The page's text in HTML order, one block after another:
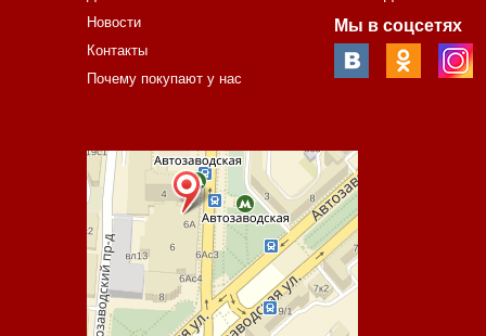
Новости
Контакты
Почему покупают у нас
Мы в соцсетях